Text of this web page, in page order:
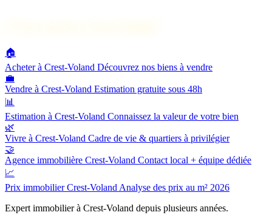
🏠
Acheter à Crest-Voland Découvrez nos biens à vendre
💼
Vendre à Crest-Voland Estimation gratuite sous 48h
📊
Estimation à Crest-Voland Connaissez la valeur de votre bien
🌿
Vivre à Crest-Voland Cadre de vie & quartiers à privilégier
🤝
Agence immobilière Crest-Voland Contact local + équipe dédiée
📈
Prix immobilier Crest-Voland Analyse des prix au m² 2026
Expert immobilier à Crest-Voland depuis plusieurs années.